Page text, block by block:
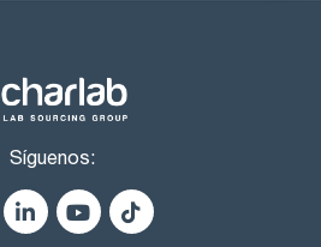
Síguenos: